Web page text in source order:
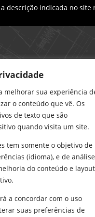
melhorar sua experiência
o conteúdo que vê. Os
de texto que são
quando visita um site.
tem somente o objetivo de
(idioma), e de análise
do conteúdo e
a concordar com o uso
suas preferências de
descrição indicada no site
1116
da Caparica